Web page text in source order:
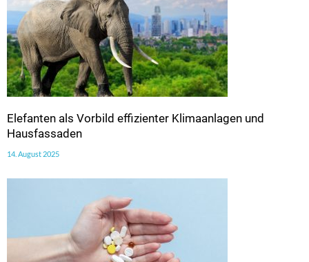
Elefanten als Vorbild effizienter Klimaanlagen und
Hausfassaden
14. August 2025